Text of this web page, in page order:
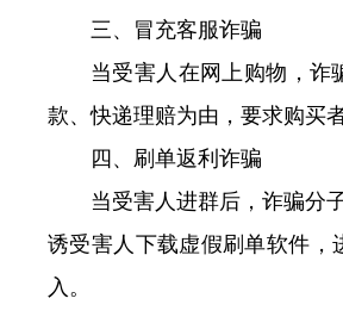
三、冒充客服诈骗
当受害人在网上购物，诈
款、快递理赔为由，要求购买
四、刷单返利诈骗
当受害人进群后，诈骗分
诱受害人下载虚假刷单软件，
入。